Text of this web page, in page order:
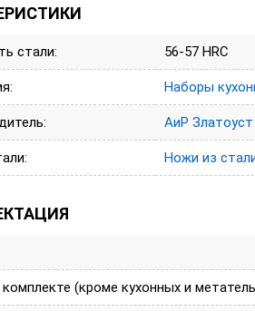
стали: 56-57 HRC
Наборы
АиР Златоуст
Ножи из
(кроме кухонных и